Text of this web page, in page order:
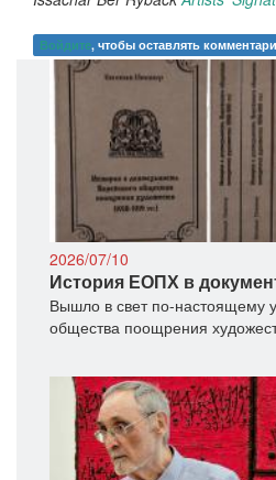
Войдите, чтобы оставлять
2026/07/10
История ЕОПХ в
Вышло в свет по-настоящему
общества поощрения